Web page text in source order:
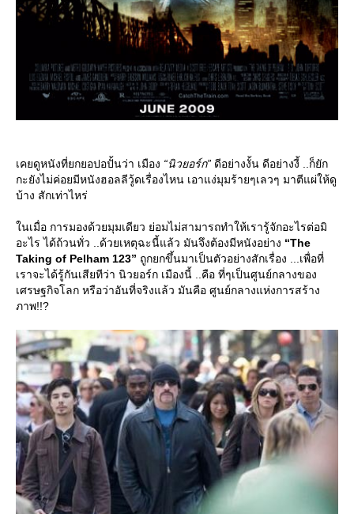
เคยดูหนังที่ยกยอปอปั้นว่า เมือง “นิวยอร์ก” ดีอย่างงั้น ดีอย่างงี้ ..ก็ยัก
กะยังไม่ค่อยมีหนังฮอลลีวู้ดเรื่องไหน เอาแง่มุมร้ายๆเลวๆ มาตีแผ่ให้ดู
บ้าง สักเท่าไหร่
นเมื่อ การมองด้วยมุมเดียว ย่อมไม่สามารถทำให้เรารู้จักอะไรต่อมิ
อะไร ได้ถ้วนทั่ว ..ด้วยเหตุฉะนี้แล้ว มันจึงต้องมีหนังอย่าง “The
Taking of Pelham 123” ถูกยกขึ้นมาเป็นตัวอย่างสักเรื่อง ...เพื่อที่
เราจะได้รู้กันเสียทีว่า นิวยอร์ก เมืองนี้ ..คือ ที่ๆเป็นศูนย์กลางของ
เศรษฐกิจโลก หรือว่าอันที่จริงแล้ว มันคือ ศูนย์กลางแห่งการสร้าง
ภาพ!!?